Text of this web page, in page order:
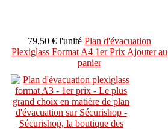
79,50 € l'unité Plan d'évacuation
Plexiglass Format A4 1er PrixAjouter au
panier